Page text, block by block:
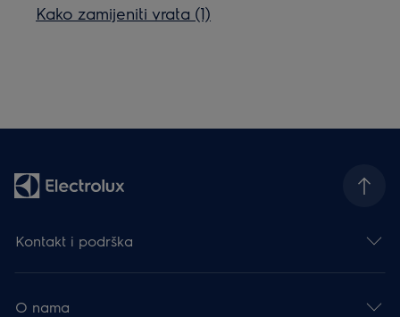
Kako zamijeniti vrata (1)
Kontakt i podrška
O nama